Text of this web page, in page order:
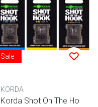
Sale
KORDA
Korda Shot On The Ho